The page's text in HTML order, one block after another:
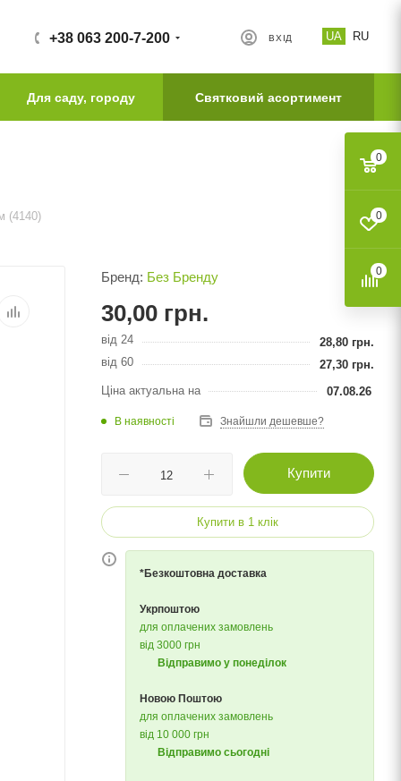
UA RU
ВХІД
+38 063 200-7-200
Для саду, городу Святковий асортимент
(4140)
Бренд: Без Бренду
30,00 грн.
від 24 28,80 грн.
від 60
27,30 грн.
Ціна актуальна на
07.08.26
В наявності Знайшли дешевше?
Купити
Купити в 1 клік
*Безкоштовна доставка
Укрпоштою
для оплачених замовлень
від 3000 грн
Відправимо у понеділок
Новою Поштою
для оплачених замовлень
від 10 000 грн
Відправимо сьогодні
0
0
0